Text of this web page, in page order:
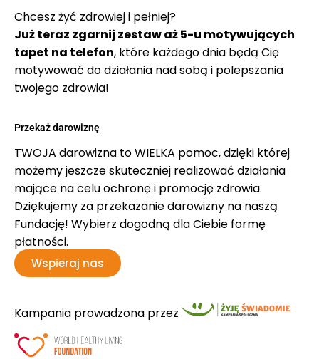
Chcesz żyć zdrowiej i pełniej?
Już teraz zgarnij zestaw aż 5-u motywujących
tapet na telefon, które każdego dnia będą Cię
motywować do działania nad sobą i polepszania
twojego zdrowia!
Przekaż darowiznę
TWOJA darowizna to WIELKA pomoc, dzięki której
możemy jeszcze skuteczniej realizować działania
mające na celu ochronę i promocję zdrowia.
Dziękujemy za przekazanie darowizny na naszą
Fundację! Wybierz dogodną dla Ciebie formę
płatności.
Wspieraj nas
Kampania prowadzona przez